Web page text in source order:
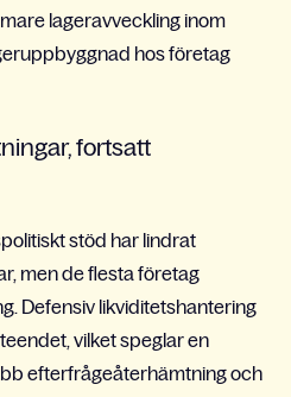
lageravveckling inom
hos företag
fortsatt
stöd har lindrat
men de flesta företag
Defensiv likviditetshantering
vilket speglar en
efterfrågeåterhämtning och